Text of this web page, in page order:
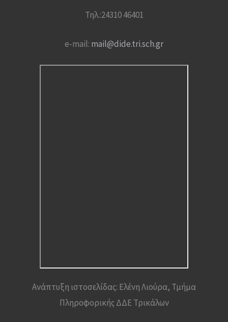
Τηλ.:24310 46401
e-mail: mail@dide.tri.sch.gr
Ανάπτυξη ιστοσελίδας: Ελένη Λιούρα, Τμήμα
Πληροφορικής ΔΔΕ Τρικάλων